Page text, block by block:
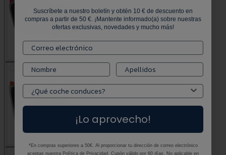
Suscríbete a nuestro boletín y obtén 10 € de descuento en
compras a partir de 50 €. ¡Mantente informado(a) sobre nuestras
ofertas exclusivas, novedades y mucho más!
¡Lo aprovecho!
*En compras superiores a 50€. Al proporcionar tu dirección de correo electrónico
aceptas nuestra Política de Privacidad . Cupón válido por 60 días. No aplicable en